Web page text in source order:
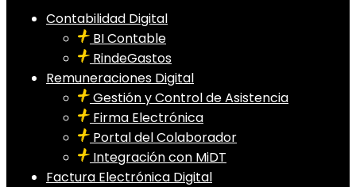
Contabilidad Digital
BI Contable
RindeGastos
Remuneraciones Digital
Gestión y Control de Asistencia
Firma Electrónica
Portal del Colaborador
Integración con MiDT
Factura Electrónica Digital